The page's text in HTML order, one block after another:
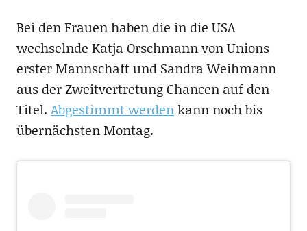
Bei den Frauen haben die in die USA
wechselnde Katja Orschmann von Unions
erster Mannschaft und Sandra Weihmann
aus der Zweitvertretung Chancen auf den
Titel. Abgestimmt werdenkann noch bis
übernächsten Montag.